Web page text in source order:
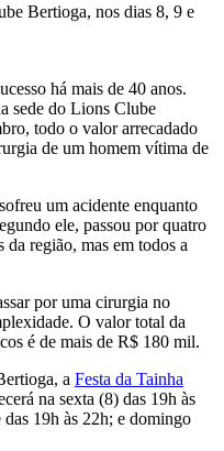
Bertioga, nos dias 8, 9 e
há mais de 40 anos.
sede do Lions Clube
todo o valor arrecadado
de um homem vítima de
um acidente enquanto
ele, passou por quatro
região, mas em todos a
por uma cirurgia no
O valor total da
é de mais de R$ 180 mil.
a Festa da Tainha
na sexta (8) das 19h às
19h às 22h; e domingo